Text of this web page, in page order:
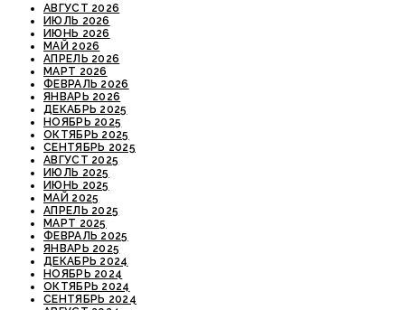
АВГУСТ 2026
ИЮЛЬ 2026
ИЮНЬ 2026
МАЙ 2026
АПРЕЛЬ 2026
МАРТ 2026
ФЕВРАЛЬ 2026
ЯНВАРЬ 2026
ДЕКАБРЬ 2025
НОЯБРЬ 2025
ОКТЯБРЬ 2025
СЕНТЯБРЬ 2025
АВГУСТ 2025
ИЮЛЬ 2025
ИЮНЬ 2025
МАЙ 2025
АПРЕЛЬ 2025
МАРТ 2025
ФЕВРАЛЬ 2025
ЯНВАРЬ 2025
ДЕКАБРЬ 2024
НОЯБРЬ 2024
ОКТЯБРЬ 2024
СЕНТЯБРЬ 2024